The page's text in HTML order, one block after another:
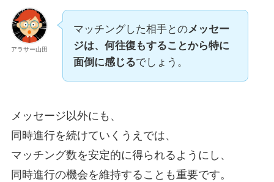
アラサー山田
マッチングした相手とのメッセー
ジは、何往復もすることから特に
面倒に感じるでしょう。
メッセージ以外にも、
同時進行を続けていくうえでは、
マッチング数を安定的に得られるようにし、
同時進行の機会を維持することも重要です。